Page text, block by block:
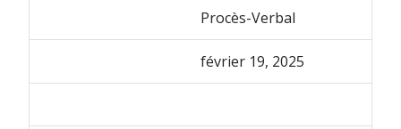
Procès-Verbal
février 19, 2025